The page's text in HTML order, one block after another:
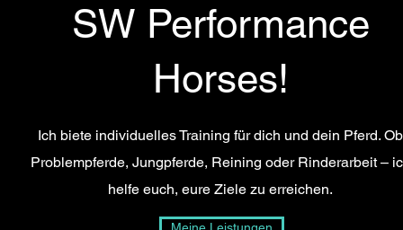
SW Performance
Horses!
Ich biete individuelles Training für dich und dein Pferd. Ob
Problempferde, Jungpferde, Reining oder Rinderarbeit –
helfe euch, eure Ziele zu erreichen.